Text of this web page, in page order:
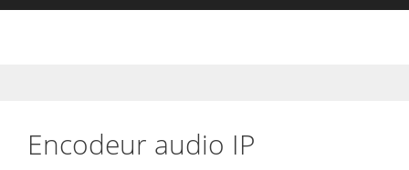
Encodeur audio IP